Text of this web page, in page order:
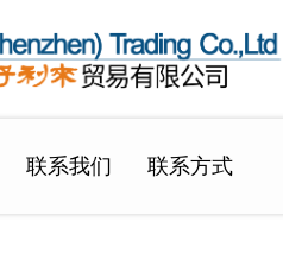
联系我们 联系方式